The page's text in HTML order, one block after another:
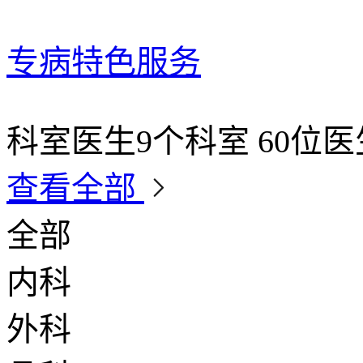
专病特色服务
科室医生9个科室 60位
查看全部
全部
内科
外科